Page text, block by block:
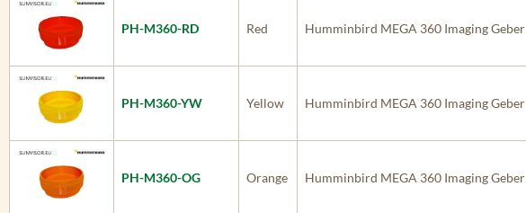
PH-M360-RD Red Humminbird MEGA 360 Imaging Geber
PH-M360-YW Yellow Humminbird MEGA 360 Imaging Geber
PH-M360-OG Orange Humminbird MEGA 360 Imaging Geber